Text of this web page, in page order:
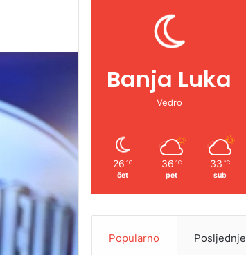
Banja Luka
Vedro
26 ℃
čet
36 ℃
pet
33 ℃
sub
Popularno Posljednje